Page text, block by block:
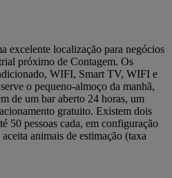
excelente localização para negócios
próximo de Contagem. Os
WIFI, Smart TV, WIFI e
o pequeno-almoço da manhã,
de um bar aberto 24 horas, um
gratuito. Existem dois
50 pessoas cada, em configuração
animais de estimação (taxa